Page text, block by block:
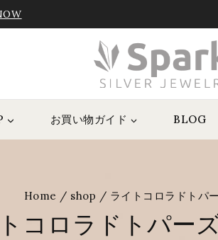
お買い物ガイド BLOG
Home / shop / ライトコロラドトパ
コロラドトパー